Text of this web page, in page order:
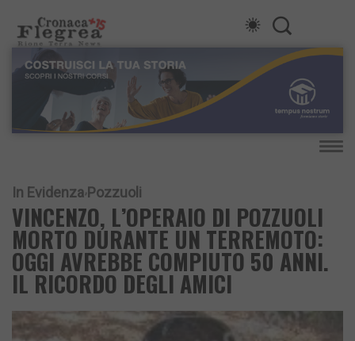
In Evidenza Pozzuoli
VINCENZO, L’OPERAIO DI POZZUOLI
MORTO DURANTE UN TERREMOTO:
OGGI AVREBBE COMPIUTO 50 ANNI.
IL RICORDO DEGLI AMICI